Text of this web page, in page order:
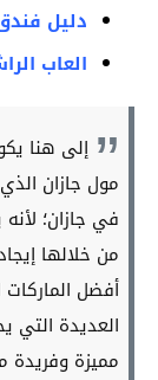
دليل
العاب
إلى هنا
مول جازان
في جازان؛
من خلالها
أفضل الماركات
العديدة التي
مميزة وفريدة